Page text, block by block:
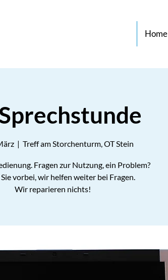
Home
  |
Treff am Storchenturm, OT Stein
Fragen zur Nutzung, ein Problem?
vorbei, wir helfen weiter bei Fragen.
Wir reparieren nichts!